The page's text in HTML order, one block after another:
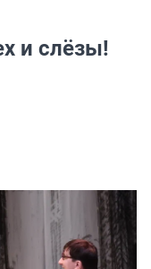
и слёзы!